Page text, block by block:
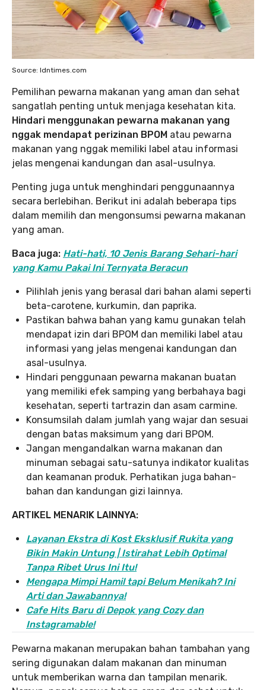
Source: Idntimes.com
Pemilihan pewarna makanan yang aman dan sehat
sangatlah penting untuk menjaga kesehatan kita.
Hindari menggunakan pewarna makanan yang
nggak mendapat perizinan BPOM atau pewarna
makanan yang nggak memiliki label atau informasi
jelas mengenai kandungan dan asal-usulnya.
Penting juga untuk menghindari penggunaannya
secara berlebihan. Berikut ini adalah beberapa tips
dalam memilih dan mengonsumsi pewarna makanan
yang aman.
Baca juga: Hati-hati, 10 Jenis Barang Sehari-hari
yang Kamu Pakai Ini Ternyata Beracun
Pilihlah jenis yang berasal dari bahan alami seperti
beta-carotene, kurkumin, dan paprika.
Pastikan bahwa bahan yang kamu gunakan telah
mendapat izin dari BPOM dan memiliki label atau
informasi yang jelas mengenai kandungan dan
asal-usulnya.
Hindari penggunaan pewarna makanan buatan
yang memiliki efek samping yang berbahaya bagi
kesehatan, seperti tartrazin dan asam carmine.
Konsumsilah dalam jumlah yang wajar dan sesuai
dengan batas maksimum yang dari BPOM.
Jangan mengandalkan warna makanan dan
minuman sebagai satu-satunya indikator kualitas
dan keamanan produk. Perhatikan juga bahan-
bahan dan kandungan gizi lainnya.
ARTIKEL MENARIK LAINNYA:
Layanan Ekstra di Kost Eksklusif Rukita yang
Bikin Makin Untung | Istirahat Lebih Optimal
Tanpa Ribet Urus Ini Itu!
Mengapa Mimpi Hamil tapi Belum Menikah? Ini
Arti dan Jawabannya!
Cafe Hits Baru di Depok yang Cozy dan
Instagramable!
Pewarna makanan merupakan bahan tambahan yang
sering digunakan dalam makanan dan minuman
untuk memberikan warna dan tampilan menarik.